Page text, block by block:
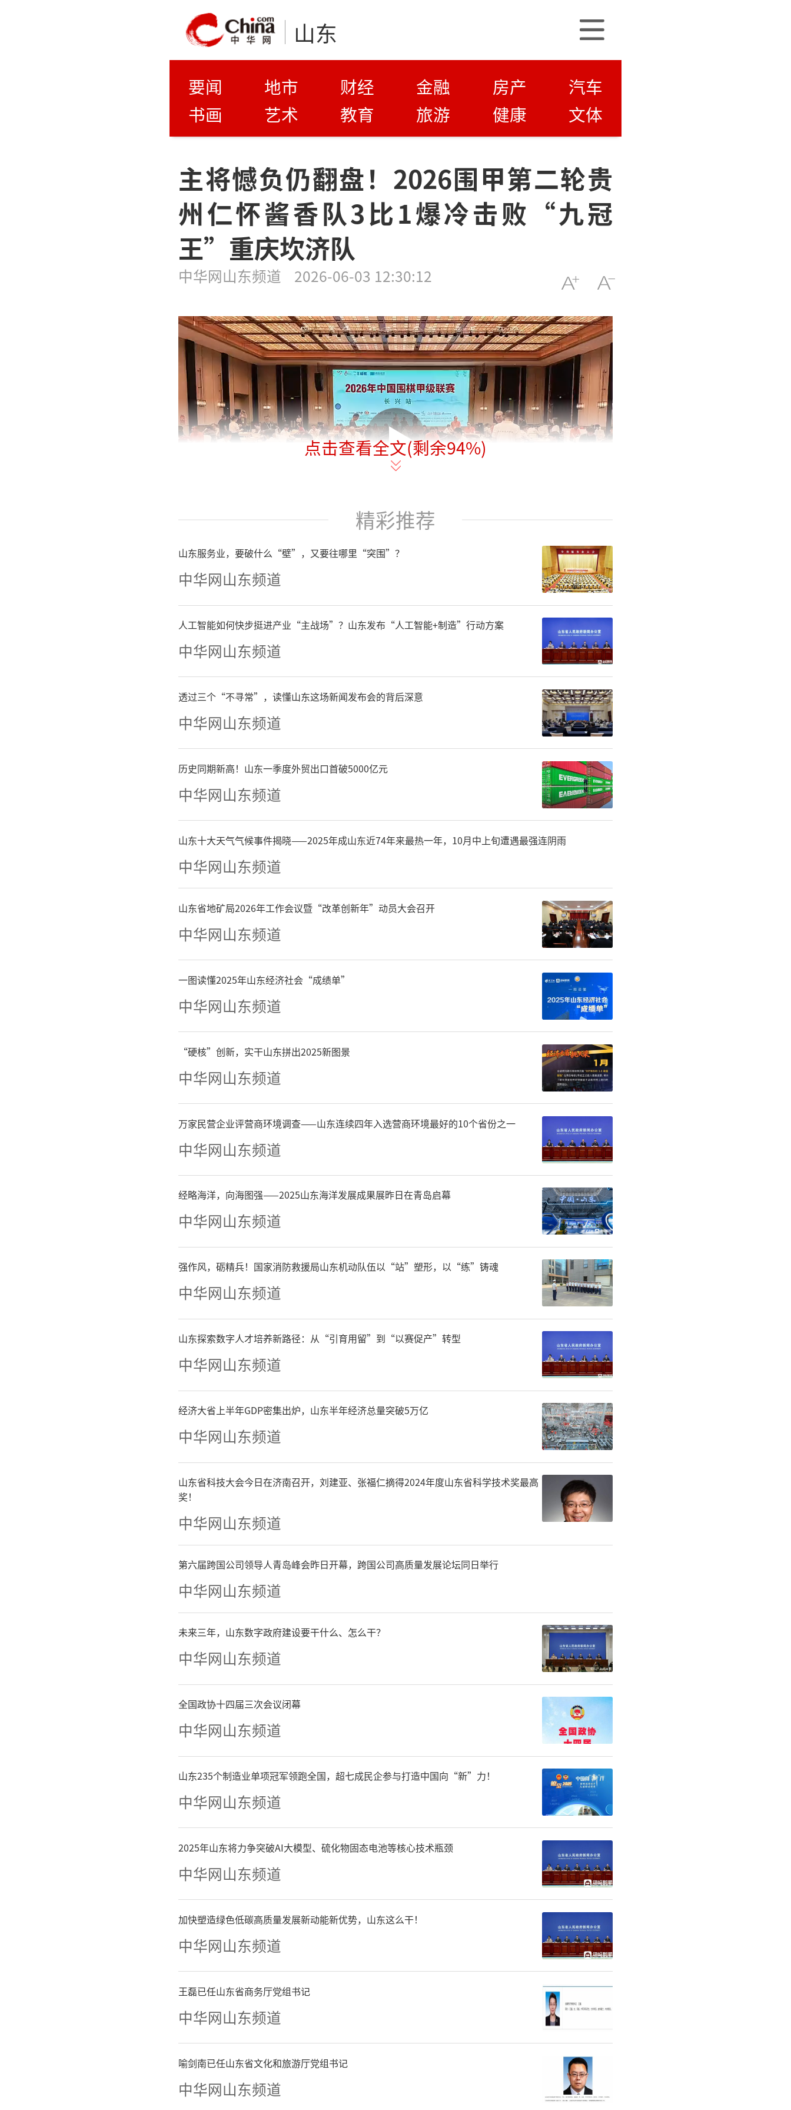
山东
要闻 地市 财经 金融 房产
汽车
书画
艺术 教育 旅游 健康 文体
主将憾负仍翻盘！2026围甲第二轮贵
州仁怀酱香队3比1爆冷击败“九冠
王”重庆坎济队
中华网山东频道 2026-06-03 12:30:12
2026年中国围棋甲级联赛第二轮赛事于浙
江长兴延续战火。贵州仁怀酱香队以3比1大胜围
甲老牌豪门重庆坎济队。在主将失利的逆境下，
凭借三位将士的顽强拼搏，全取3分，仁怀团魂
熊熊燃烧。而黔军兄弟队伍山东银丰本轮同样取
得大捷，以4：0完胜劲敌深圳龙华队。
重庆队是围甲联赛深耕多年的老牌豪门，手
握九座围甲冠军奖杯，队中坐拥两位状态火热的
世界冠军，整体阵容实力雄厚，竞争力十足。对
于贵州仁怀酱香队而言，本轮对决压力重重。上
一轮，主将陈梓健拼下胜利，队伍却未能拿分，
留下不少遗憾。此番再战劲敌，黔军众棋手放下
包袱、迎难而上，凭借超强的团队韧性完成逆
转，用一场来之不易的胜利点燃全场。
四盘对局轮番上演，赛场之上跌宕起伏。第
一台，贵州队新援夏晨琨八段登场，向世界冠军
李轩豪九段发起挑战。李轩豪以计算深邃、大局
观出色著称，2024年夺得第五届梦百合杯冠
军，成为中国围棋第24位世界冠军，是棋坛公认
的实力派大将。本局夏晨琨执白，开局行棋思路
清晰，早早占据主动。可惜中盘阶段出现局部误
算，优势不再。然而黑棋也无法轻松取胜，对局
后半程，李轩豪在两处打劫中接连出现失误。夏
晨琨抓住破绽果断出击，鏖战208手后成功中盘
取胜，小爆冷门，令人惊艳。
点击查看全文(剩余94%)
精彩推荐
山东服务业，要破什么“壁”，又要往哪里“突围”？
中华网山东频道
人工智能如何快步挺进产业“主战场”？山东发布“人工智能+制造”行动方案
中华网山东频道
透过三个“不寻常”，读懂山东这场新闻发布会的背后深意
中华网山东频道
历史同期新高！山东一季度外贸出口首破5000亿元
中华网山东频道
山东十大天气气候事件揭晓——2025年成山东近74年来最热一年，10月中上旬遭遇最强连阴雨
中华网山东频道
山东省地矿局2026年工作会议暨“改革创新年”动员大会召开
中华网山东频道
一图读懂2025年山东经济社会“成绩单”
中华网山东频道
“硬核”创新，实干山东拼出2025新图景
中华网山东频道
万家民营企业评营商环境调查——山东连续四年入选营商环境最好的10个省份之一
中华网山东频道
经略海洋，向海图强——2025山东海洋发展成果展昨日在青岛启幕
中华网山东频道
强作风，砺精兵！国家消防救援局山东机动队伍以“站”塑形，以“练”铸魂
中华网山东频道
山东探索数字人才培养新路径：从“引育用留”到“以赛促产”转型
中华网山东频道
经济大省上半年GDP密集出炉，山东半年经济总量突破5万亿
中华网山东频道
山东省科技大会今日在济南召开，刘建亚、张福仁摘得2024年度山东省科学技术奖最高
奖！
中华网山东频道
第六届跨国公司领导人青岛峰会昨日开幕，跨国公司高质量发展论坛同日举行
中华网山东频道
未来三年，山东数字政府建设要干什么、怎么干？
中华网山东频道
全国政协十四届三次会议闭幕
中华网山东频道
山东235个制造业单项冠军领跑全国，超七成民企参与打造中国向“新”力！
中华网山东频道
2025年山东将力争突破AI大模型、硫化物固态电池等核心技术瓶颈
中华网山东频道
加快塑造绿色低碳高质量发展新动能新优势，山东这么干！
中华网山东频道
王磊已任山东省商务厅党组书记
中华网山东频道
喻剑南已任山东省文化和旅游厅党组书记
中华网山东频道